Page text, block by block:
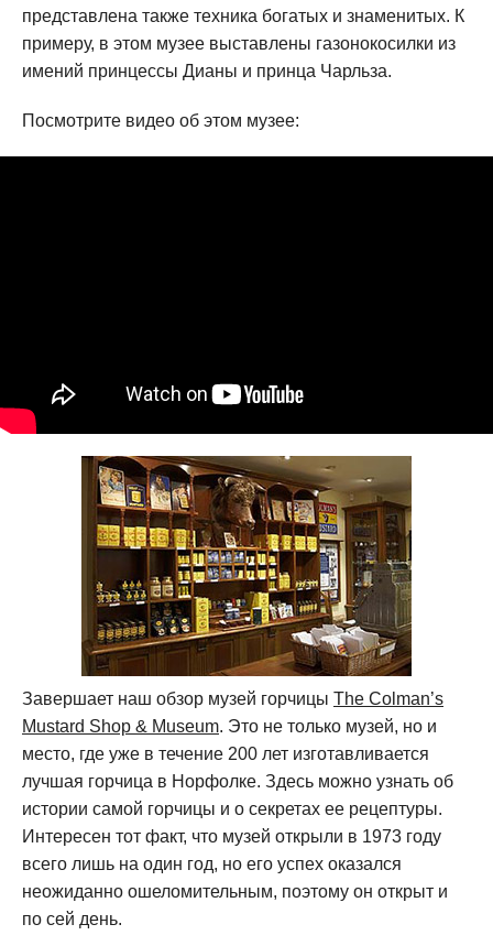
представлена также техника богатых и знаменитых. К
примеру, в этом музее выставлены газонокосилки из
имений принцессы Дианы и принца Чарльза.
Посмотрите видео об этом музее:
Завершает наш обзор музей горчицы The Colman’s
Mustard Shop & Museum. Это не только музей, но и
место, где уже в течение 200 лет изготавливается
лучшая горчица в Норфолке. Здесь можно узнать об
истории самой горчицы и о секретах ее рецептуры.
Интересен тот факт, что музей открыли в 1973 году
всего лишь на один год, но его успех оказался
неожиданно ошеломительным, поэтому он открыт и
по сей день.